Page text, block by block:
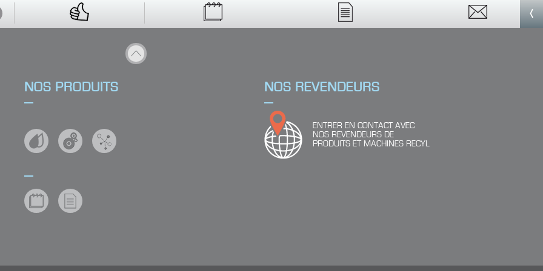
‹
NOS PRODUITS NOS REVENDEURS
ENTRER EN CONTACT AVEC
NOS REVENDEURS DE
PRODUITS ET MACHINES RECYL